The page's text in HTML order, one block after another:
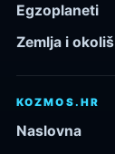
Egzoplaneti
Zemlja i okoliš
KOZMOS.HR
Naslovna